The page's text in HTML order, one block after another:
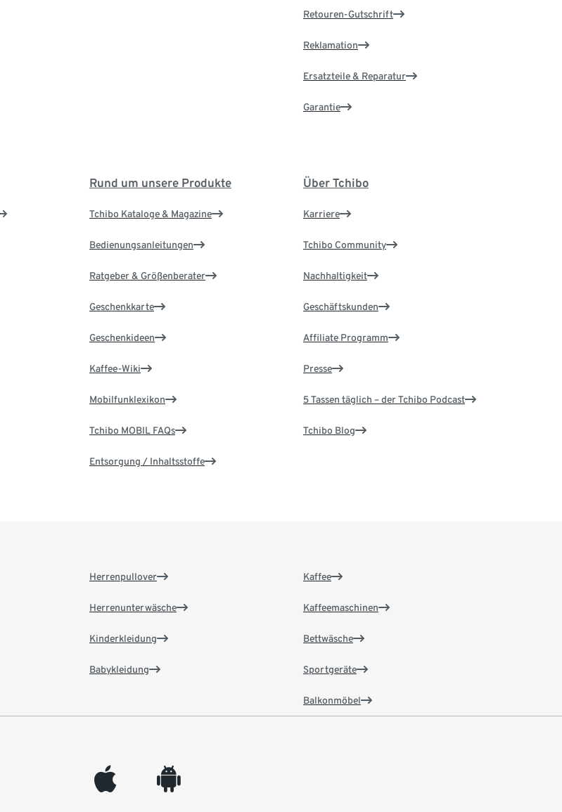
Retouren-Gutschrift
Reklamation
Ersatzteile & Reparatur
Garantie
Rund um unsere Produkte
Tchibo Kataloge & Magazine
Bedienungsanleitungen
Ratgeber & Größenberater
Geschenkkarte
Geschenkideen
Kaffee-Wiki
Mobilfunklexikon
Tchibo MOBIL FAQs
Entsorgung / Inhaltsstoffe
Über Tchibo
Karriere
Tchibo Community
Nachhaltigkeit
Geschäftskunden
Affiliate Programm
Presse
5 Tassen täglich – der Tchibo Podcast
Tchibo Blog
Herrenpullover
Herrenunterwäsche
Kinderkleidung
Babykleidung
Kaffee
Kaffeemaschinen
Bettwäsche
Sportgeräte
Balkonmöbel
appleinc android